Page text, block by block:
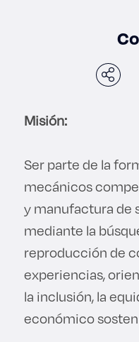
Carreras
Derecho
Prepa ITESO
Becas
Misión:
Ser parte de la
mecánicos
y manufactura de
mediante la
reproducción de
experiencias,
la inclusión, la
económico